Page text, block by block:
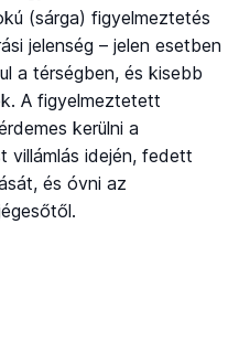
(sárga) figyelmeztetés
jelenség – jelen esetben
a térségben, és kisebb
A figyelmeztetett
kerülni a
idején, fedett
és óvni az